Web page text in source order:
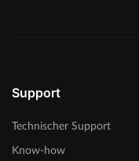
Support
Technischer Support
Know-how